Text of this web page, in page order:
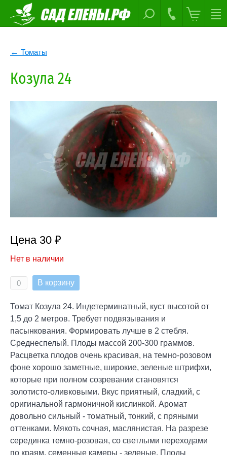
Томаты
Козула 24
Цена 30 ₽
Нет в наличии
В корзину
Томат Козула 24. Индетерминатный, куст высотой от
1,5 до 2 метров. Требует подвязывания и
пасынкования. Формировать лучше в 2 стебля.
Среднеспелый. Плоды массой 200-300 граммов.
Расцветка плодов очень красивая, на темно-розовом
фоне хорошо заметные, широкие, зеленые штрифхи,
которые при полном созревании становятся
золотисто-оливковыми. Вкус приятный, сладкий, с
оригинальной гармоничной кислинкой. Аромат
довольно сильный - томатный, тонкий, с пряными
оттенками. Мякоть сочная, маслянистая. На разрезе
серединка темно-розовая, со светлыми переходами
по краям, семенные камеры - зеленые. Плоды